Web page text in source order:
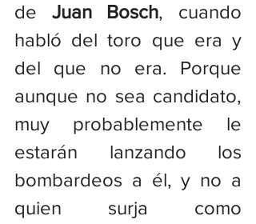
de Juan Bosch, cuando
habló del toro que era y
del que no era. Porque
aunque no sea candidato,
muy probablemente le
estarán lanzando los
bombardeos a él, y no a
quien surja como